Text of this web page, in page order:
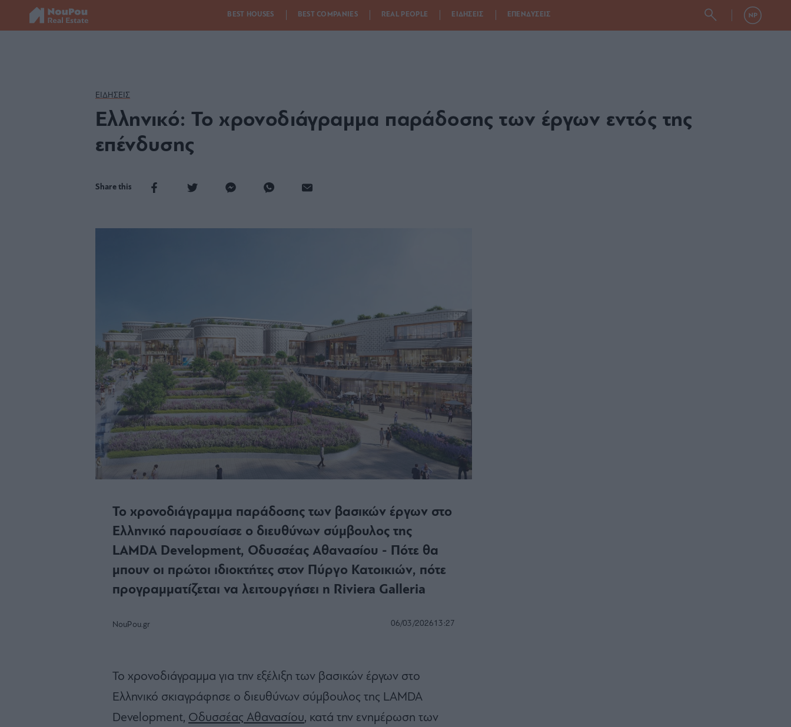
BEST HOUSES BEST COMPANIES REAL PEOPLE ΕΙΔΗΣΕΙΣ ΕΠΕΝΔΥΣΕΙΣ
ΕΙΔΗΣΕΙΣ
Ελληνικό: Το χρονοδιάγραμμα παράδοσης των έργων εντός της
επένδυσης
Share this
Το χρονοδιάγραμμα παράδοσης των βασικών έργων στο
Ελληνικό παρουσίασε ο διευθύνων σύμβουλος της
LAMDA Development, Οδυσσέας Αθανασίου - Πότε θα
μπουν οι πρώτοι ιδιοκτήτες στον Πύργο Κατοικιών, πότε
προγραμματίζεται να λειτουργήσει η Riviera Galleria
NouPou.gr 06/03/202613:27
Το χρονοδιάγραμμα για την εξέλιξη των βασικών έργων στο
Ελληνικό σκιαγράφησε ο διευθύνων σύμβουλος της LAMDA
Development, Οδυσσέας Αθανασίου, κατά την ενημέρωση των